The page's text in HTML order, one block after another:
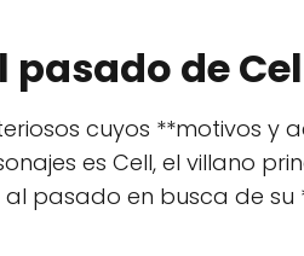
de
cuyos **motivos y
es Cell, el villano
al pasado en busca de su